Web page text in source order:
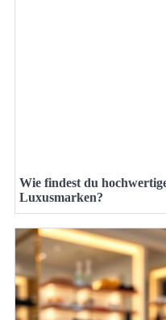
Wie findest du
Luxusmarken?